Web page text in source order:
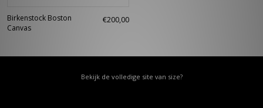
Birkenstock Boston
Canvas
€200,00
Bekijk de volledige site van size?